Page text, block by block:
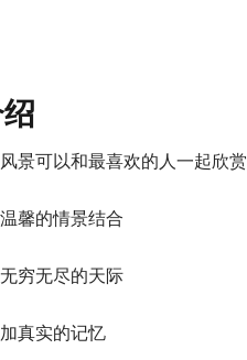
景可以和最喜欢的人一起欣赏
馨的情景结合
穷无尽的天际
真实的记忆